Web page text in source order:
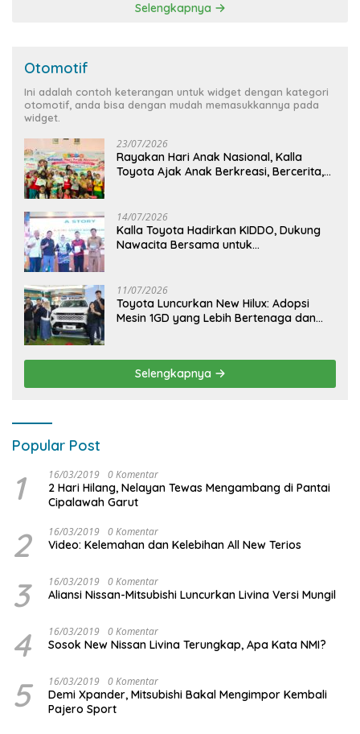
Selengkapnya
Otomotif
Ini adalah contoh keterangan untuk widget dengan kategori
otomotif, anda bisa dengan mudah memasukkannya pada
widget.
23/07/2026
Rayakan Hari Anak Nasional, Kalla
Toyota Ajak Anak Berkreasi, Bercerita,
14/07/2026
Kalla Toyota Hadirkan KIDDO, Dukung
Nawacita Bersama untuk
11/07/2026
Toyota Luncurkan New Hilux: Adopsi
Mesin 1GD yang Lebih Bertenaga dan
Selengkapnya
Popular Post
1 16/03/2019 0 Komentar
2 Hari Hilang, Nelayan Tewas Mengambang di Pantai
Cipalawah Garut
2 16/03/2019 0 Komentar
Video: Kelemahan dan Kelebihan All New Terios
3 16/03/2019 0 Komentar
Aliansi Nissan-Mitsubishi Luncurkan Livina Versi Mungil
4 16/03/2019 0 Komentar
Sosok New Nissan Livina Terungkap, Apa Kata NMI?
5 16/03/2019 0 Komentar
Demi Xpander, Mitsubishi Bakal Mengimpor Kembali
Pajero Sport